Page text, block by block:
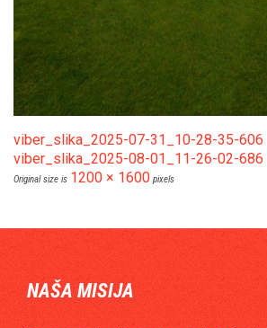
viber_slika_2025-07-31_10-28-35-606
viber_slika_2025-08-01_11-26-02-686
Original size is 1200 × 1600 pixels
NAŠA MISIJA